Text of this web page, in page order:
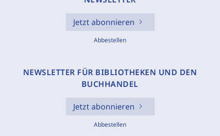
Jetzt abonnieren
Abbestellen
NEWSLETTER FÜR BIBLIOTHEKEN UND DEN
BUCHHANDEL
Jetzt abonnieren
Abbestellen